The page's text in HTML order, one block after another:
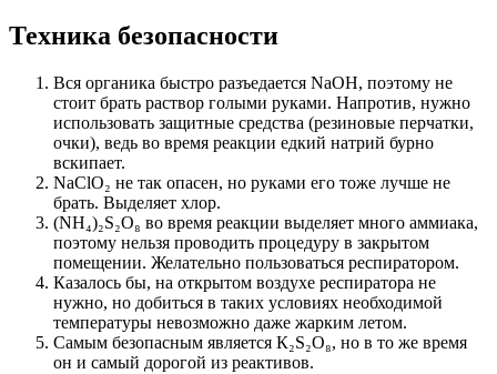
Техника безопасности
Вся органика быстро разъедается NaОН, поэтому не
стоит брать раствор голыми руками. Напротив, нужно
использовать защитные средства (резиновые перчатки,
очки), ведь во время реакции едкий натрий бурно
вскипает.
NaСlО₂ не так опасен, но руками его тоже лучше не
брать. Выделяет хлор.
(NН₄)₂S₂О₈ во время реакции выделяет много аммиака,
поэтому нельзя проводить процедуру в закрытом
помещении. Желательно пользоваться респиратором.
Казалось бы, на открытом воздухе респиратора не
нужно, но добиться в таких условиях необходимой
температуры невозможно даже жарким летом.
Самым безопасным является К₂S₂О₈, но в то же время
он и самый дорогой из реактивов.